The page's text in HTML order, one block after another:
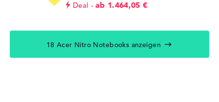
Deal ab 1.464,05 €
18 Acer Nitro Notebooks anzeigen